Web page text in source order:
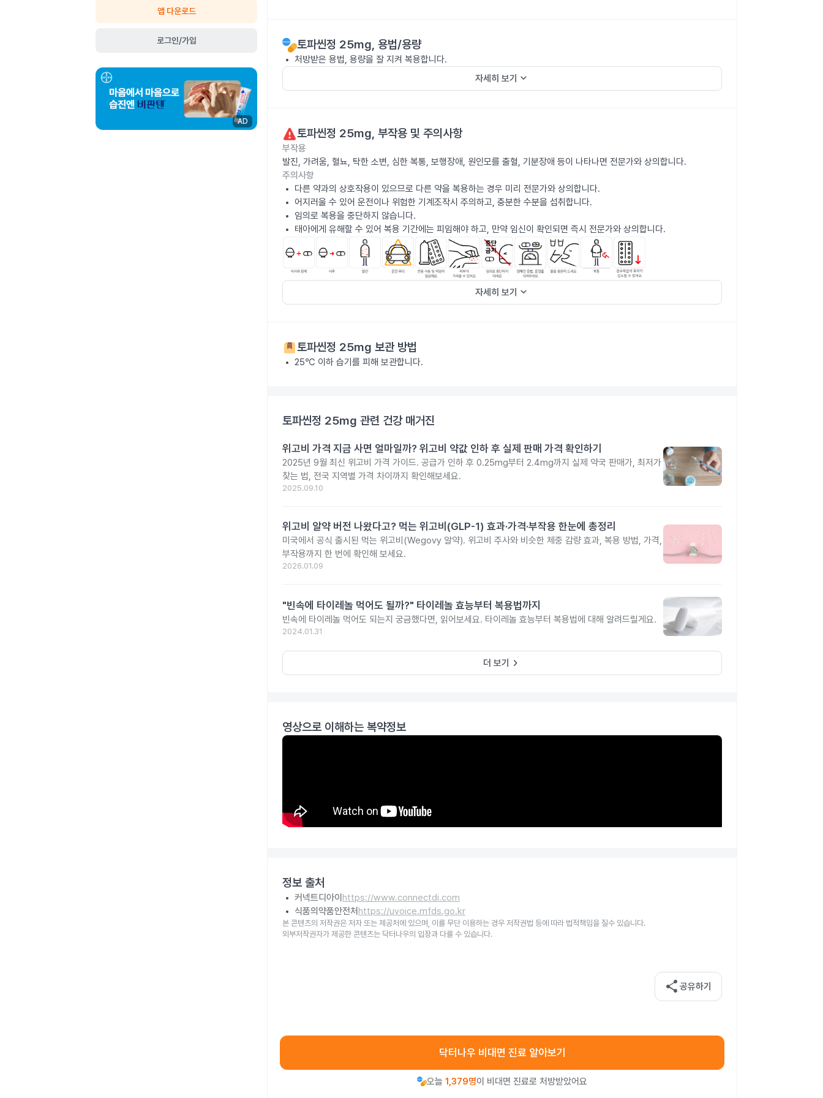
앱 다운로드
로그인/가입
AD
토파씬정 25mg, 용법/용량
처방받은 용법, 용량을 잘 지켜 복용합니다.
자세히 보기 keyboard_arrow_down
토파씬정 25mg, 부작용 및 주의사항
부작용
발진, 가려움, 혈뇨, 탁한 소변, 심한 복통, 보행장애, 원인모를 출혈, 기분장애 등이 나타나면 전문가와 상의합니다.
주의사항
다른 약과의 상호작용이 있으므로 다른 약을 복용하는 경우 미리 전문가와 상의합니다.
어지러울 수 있어 운전이나 위험한 기계조작시 주의하고, 충분한 수분을 섭취합니다.
임의로 복용을 중단하지 않습니다.
태아에게 유해할 수 있어 복용 기간에는 피임해야 하고, 만약 임신이 확인되면 즉시 전문가와 상의합니다.
자세히 보기 keyboard_arrow_down
토파씬정 25mg 보관 방법
25℃ 이하 습기를 피해 보관합니다.
토파씬정 25mg 관련 건강 매거진
위고비 가격 지금 사면 얼마일까? 위고비 약값 인하 후 실제 판매 가격 확인하기
2025년 9월 최신 위고비 가격 가이드. 공급가 인하 후 0.25mg부터 2.4mg까지 실제 약국 판매가, 최저가
찾는 법, 전국 지역별 가격 차이까지 확인해보세요.
2025.09.10
위고비 알약 버전 나왔다고? 먹는 위고비(GLP-1) 효과·가격·부작용 한눈에 총정리
미국에서 공식 출시된 먹는 위고비(Wegovy 알약). 위고비 주사와 비슷한 체중 감량 효과, 복용 방법, 가격,
부작용까지 한 번에 확인해 보세요.
2026.01.09
"빈속에 타이레놀 먹어도 될까?" 타이레놀 효능부터 복용법까지
빈속에 타이레놀 먹어도 되는지 궁금했다면, 읽어보세요. 타이레놀 효능부터 복용법에 대해 알려드릴게요.
2024.01.31
더 보기 keyboard_arrow_right
영상으로 이해하는 복약정보
정보 출처
커넥트디아이 https://www.connectdi.com
식품의약품안전처 https://uvoice.mfds.go.kr
본 콘텐츠의 저작권은 저자 또는 제공처에 있으며, 이를 무단 이용하는 경우 저작권법 등에 따라 법적책임을 질수 있습니다.
외부저작권자가 제공한 콘텐츠는 닥터나우의 입장과 다를 수 있습니다.
share 공유하기
닥터나우 비대면 진료 알아보기
오늘 1,379명이 비대면 진료로 처방받았어요